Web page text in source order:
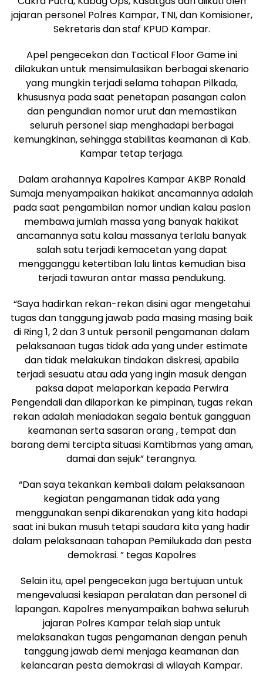
jajaran personel Polres Kampar, TNI, dan Komisioner,
Sekretaris dan staf KPUD Kampar.
Apel pengecekan dan Tactical Floor Game ini
dilakukan untuk mensimulasikan berbagai skenario
yang mungkin terjadi selama tahapan Pilkada,
khususnya pada saat penetapan pasangan calon
dan pengundian nomor urut dan memastikan
seluruh personel siap menghadapi berbagai
kemungkinan, sehingga stabilitas keamanan di Kab.
Kampar tetap terjaga.
Dalam arahannya Kapolres Kampar AKBP Ronald
Sumaja menyampaikan hakikat ancamannya adalah
pada saat pengambilan nomor undian kalau paslon
membawa jumlah massa yang banyak hakikat
ancamannya satu kalau massanya terlalu banyak
salah satu terjadi kemacetan yang dapat
mengganggu ketertiban lalu lintas kemudian bisa
terjadi tawuran antar massa pendukung.
“Saya hadirkan rekan-rekan disini agar mengetahui
tugas dan tanggung jawab pada masing masing baik
di Ring 1, 2 dan 3 untuk personil pengamanan dalam
pelaksanaan tugas tidak ada yang under estimate
dan tidak melakukan tindakan diskresi, apabila
terjadi sesuatu atau ada yang ingin masuk dengan
paksa dapat melaporkan kepada Perwira
Pengendali dan dilaporkan ke pimpinan, tugas rekan
rekan adalah meniadakan segala bentuk gangguan
keamanan serta sasaran orang , tempat dan
barang demi tercipta situasi Kamtibmas yang aman,
damai dan sejuk” terangnya.
“Dan saya tekankan kembali dalam pelaksanaan
kegiatan pengamanan tidak ada yang
menggunakan senpi dikarenakan yang kita hadapi
saat ini bukan musuh tetapi saudara kita yang hadir
dalam pelaksanaan tahapan Pemilukada dan pesta
demokrasi. ” tegas Kapolres
Selain itu, apel pengecekan juga bertujuan untuk
mengevaluasi kesiapan peralatan dan personel di
lapangan. Kapolres menyampaikan bahwa seluruh
jajaran Polres Kampar telah siap untuk
melaksanakan tugas pengamanan dengan penuh
tanggung jawab demi menjaga keamanan dan
kelancaran pesta demokrasi di wilayah Kampar.